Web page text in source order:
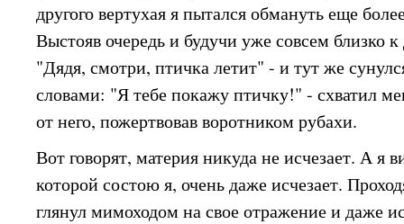
другого вертухая я пытался обмануть еще
Выстояв очередь и будучи уже совсем близко
"Дядя, смотри, птичка летит" - и тут же
словами: "Я тебе покажу птичку!" - схватил
от него, пожертвовав воротником рубахи.
Вот говорят, материя никуда не исчезает. А я
которой состою я, очень даже исчезает.
глянул мимоходом на свое отражение и даже